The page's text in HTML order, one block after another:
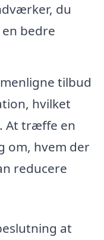
du
bedre
tilbud
hvilket
At træffe en
om, hvem der
reducere
at